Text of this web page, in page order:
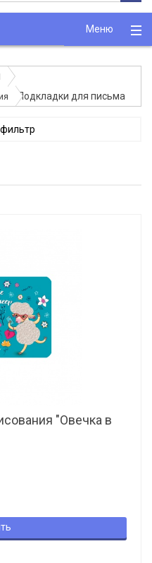
Меню
Подкладки для письма
"Овечка в